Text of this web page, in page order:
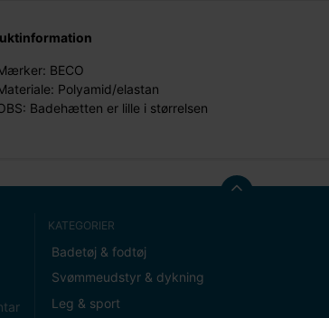
BECO
Polyamid/elastan
Badehætten er lille i størrelsen
KATEGORIER
Badetøj & fodtøj
Svømmeudstyr & dykning
Leg & sport